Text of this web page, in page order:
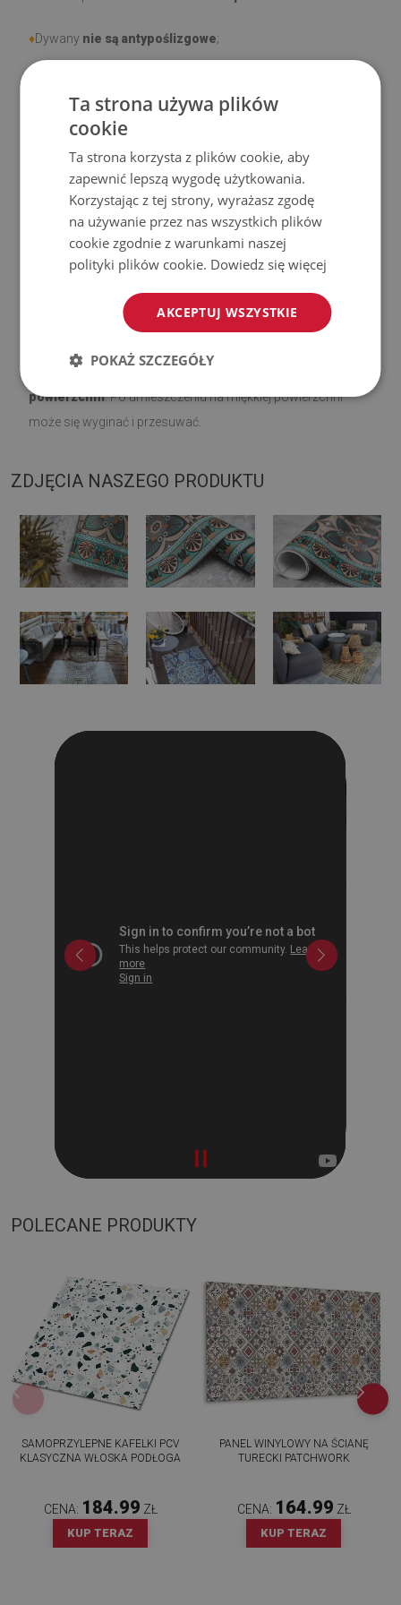
♦Dywany nie są antypoślizgowe;
Prosimy pamiętać, że uszkodzenia powstałe przy
użytkowaniu wynikające z upływu czasu (np. przetarcia) nie
podlegają reklamacjom.
Jak dbać o produkt?
Czyść wilgotną szmatką —nie używaj silnych środków
Regularnie wietrz dolną warstwę dywanu.
Mata jest przeznaczona do użytku na
powierzchni. Po umieszczeniu na miękkiej powierzchni
może się wyginać i przesuwać.
ZDJĘCIA NASZEGO PRODUKTU
POLECANE PRODUKTY
SAMOPRZYLEPNE KAFELKI PCV
KLASYCZNA WŁOSKA PODŁOGA
CENA: 184.99 ZŁ
KUP TERAZ
PANEL WINYLOWY NA ŚCIANĘ
TURECKI PATCHWORK
CENA: 164.99 ZŁ
KUP TERAZ
Ta strona używa plików
cookie
Ta strona korzysta z plików cookie, aby
zapewnić lepszą wygodę użytkowania.
Korzystając z tej strony, wyrażasz zgodę
na używanie przez nas wszystkich plików
cookie zgodnie z warunkami naszej
polityki plików cookie. Dowiedz się więcej
AKCEPTUJ WSZYSTKIE
POKAŻ SZCZEGÓŁY